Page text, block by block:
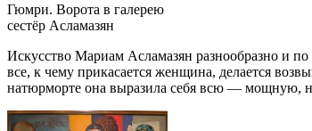
Гюмри. Ворота в галерею
сестёр Асламазян
Искусство Мариам Асламазян разнообразно и
все, к чему прикасается женщина, делается
натюрморте она выразила себя всю — мощную,